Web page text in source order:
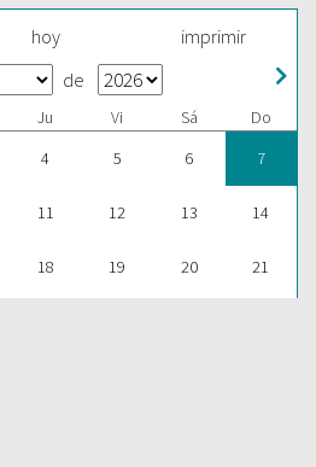
hoy imprimir
de
Ju Vi Sá
Do
4 5 6 7
11 12 13 14
18 19 20 21